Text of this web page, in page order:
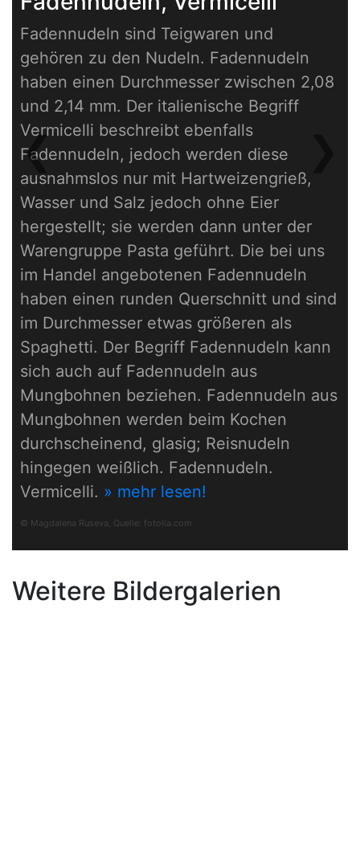
Fadennudeln sind Teigwaren und
gehören zu den Nudeln. Fadennudeln
haben einen Durchmesser zwischen 2,08
und 2,14 mm. Der italienische Begriff
Vermicelli beschreibt ebenfalls
Fadennudeln, jedoch werden diese
ausnahmslos nur mit Hartweizengrieß,
Wasser und Salz jedoch ohne Eier
hergestellt; sie werden dann unter der
Warengruppe Pasta geführt. Die bei uns
im Handel angebotenen Fadennudeln
haben einen runden Querschnitt und sind
im Durchmesser etwas größeren als
Spaghetti. Der Begriff Fadennudeln kann
sich auch auf Fadennudeln aus
Mungbohnen beziehen. Fadennudeln aus
Mungbohnen werden beim Kochen
durchscheinend, glasig; Reisnudeln
hingegen weißlich. Fadennudeln.
Vermicelli. » mehr lesen!
© Magdalena Ruseva, Quelle: fotolia.com
❮Previous
Weitere Bildergalerien